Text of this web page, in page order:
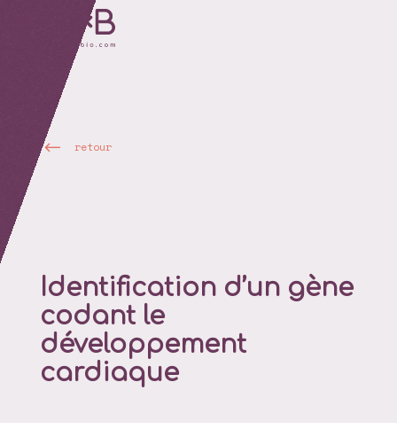
retour
Identification d’un gène
codant le
développement
cardiaque